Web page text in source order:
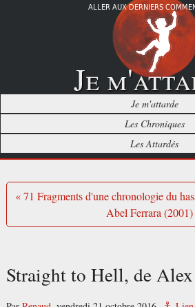
ALLER AUX DERNIERS
Je
Je m'attarde
Les Chroniques
Les Attardés
« 71 Fragments d'une chronologie du
Abel Ferrara (2001)
Straight to Hell, de